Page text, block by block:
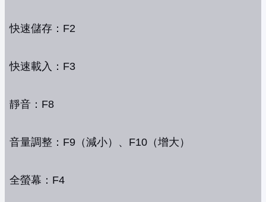
快速儲存：F2
快速載入：F3
靜音：F8
音量調整：F9（減小）、F10（增大）
全螢幕：F4